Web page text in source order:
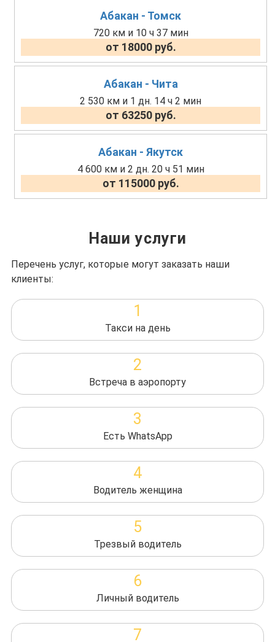
Абакан - Томск
720 км и 10 ч 37 мин
от 18000 руб.
Абакан - Чита
2 530 км и 1 дн. 14 ч 2 мин
от 63250 руб.
Абакан - Якутск
4 600 км и 2 дн. 20 ч 51 мин
от 115000 руб.
Наши услуги
Перечень услуг, которые могут заказать наши
клиенты:
1
Такси на день
2
Встреча в аэропорту
3
Есть WhatsApp
4
Водитель женщина
5
Трезвый водитель
6
Личный водитель
7